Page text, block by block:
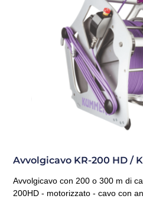
Avvolgicavo KR-200 HD /
Avvolgicavo con 200 o 300 m di
200HD - motorizzato - cavo con